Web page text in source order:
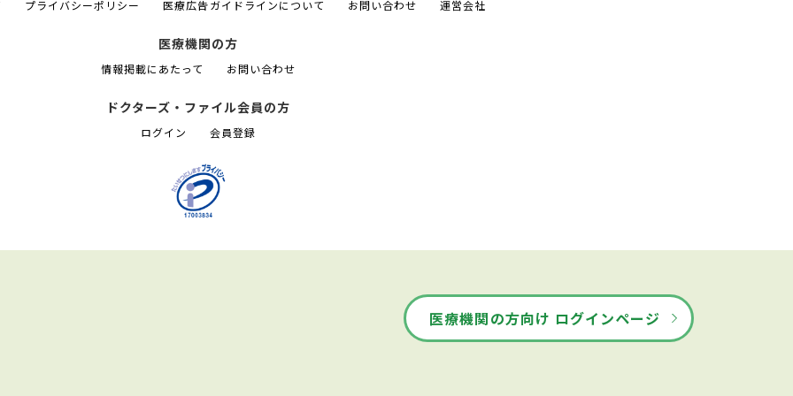
プライバシーポリシー 医療広告ガイドラインについて お問い合わせ 運営会社
医療機関の方
情報掲載にあたって お問い合わせ
ドクターズ・ファイル会員の方
ログイン 会員登録
医療機関の方向け ログインページ